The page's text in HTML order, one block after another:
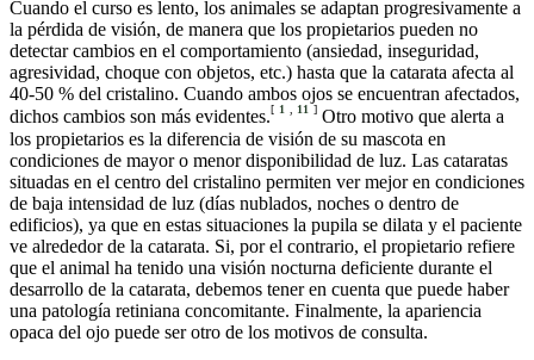
Cuando el curso es lento, los animales se adaptan progresivamente a
la pérdida de visión, de manera que los propietarios pueden no
detectar cambios en el comportamiento (ansiedad, inseguridad,
agresividad, choque con objetos, etc.) hasta que la catarata afecta al
40-50 % del cristalino. Cuando ambos ojos se encuentran afectados,
dichos cambios son más evidentes.[ 1 11 ] Otro motivo que alerta a
los propietarios es la diferencia de visión de su mascota en
condiciones de mayor o menor disponibilidad de luz. Las cataratas
situadas en el centro del cristalino permiten ver mejor en condiciones
de baja intensidad de luz (días nublados, noches o dentro de
edificios), ya que en estas situaciones la pupila se dilata y el paciente
ve alrededor de la catarata. Si, por el contrario, el propietario refiere
que el animal ha tenido una visión nocturna deficiente durante el
desarrollo de la catarata, debemos tener en cuenta que puede haber
una patología retiniana concomitante. Finalmente, la apariencia
opaca del ojo puede ser otro de los motivos de consulta.